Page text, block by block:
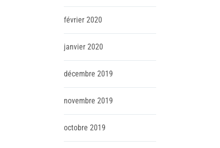
février 2020
janvier 2020
décembre 2019
novembre 2019
octobre 2019